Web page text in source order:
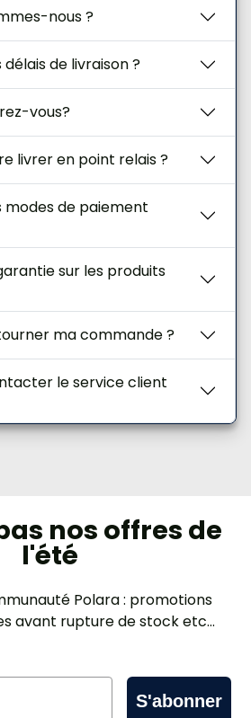
nous ?
de livraison ?
vous?
livrer en point relais ?
modes de paiement
sur les produits
ma commande ?
le service client
nos offres de
l'été
Polara : promotions
avant rupture de stock etc...
S'abonner